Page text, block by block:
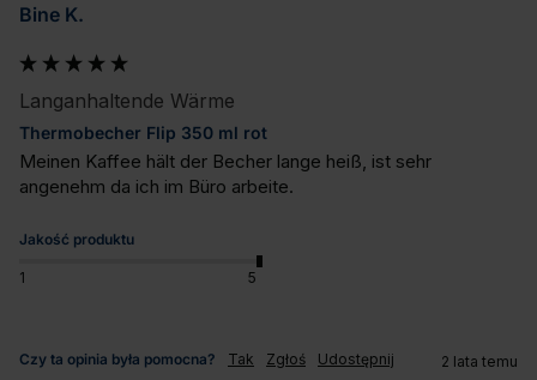
Bine K.
Langanhaltende Wärme
Thermobecher Flip 350 ml rot
Meinen Kaffee hält der Becher lange heiß, ist sehr
angenehm da ich im Büro arbeite.
Jakość produktu
1 5
Czy ta opinia była pomocna? Tak Zgłoś Udostępnij 2 lata temu